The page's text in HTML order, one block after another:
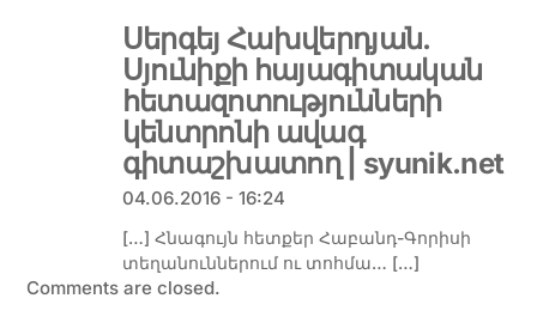
Սերգեյ Հախվերդյան.
Սյունիքի հայագիտական
հետազոտությունների
կենտրոնի ավագ
գիտաշխատող | syunik.net
04.06.2016 - 16:24
[…] Հնագույն հետքեր Հաբանդ-Գորիսի
տեղանուններում ու տոհմա… […]
Comments are closed.